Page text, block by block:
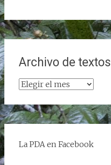
Archivo de textos
Archivo
textos
La PDA en Facebook